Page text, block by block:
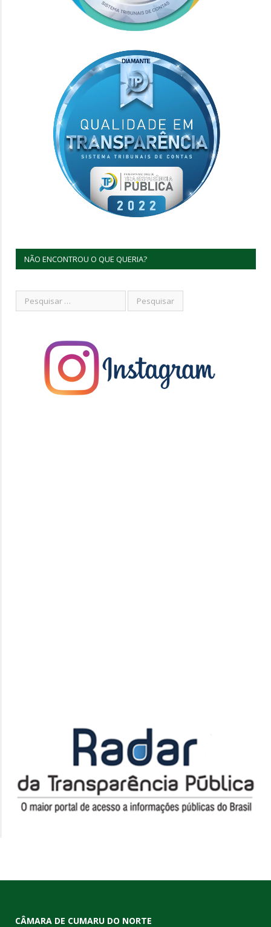
NÃO ENCONTROU O QUE QUERIA?
CÂMARA DE CUMARU DO NORTE